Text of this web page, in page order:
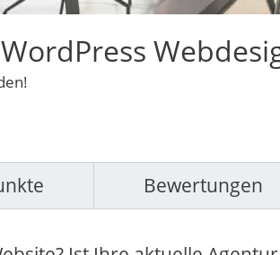
Bewertungen